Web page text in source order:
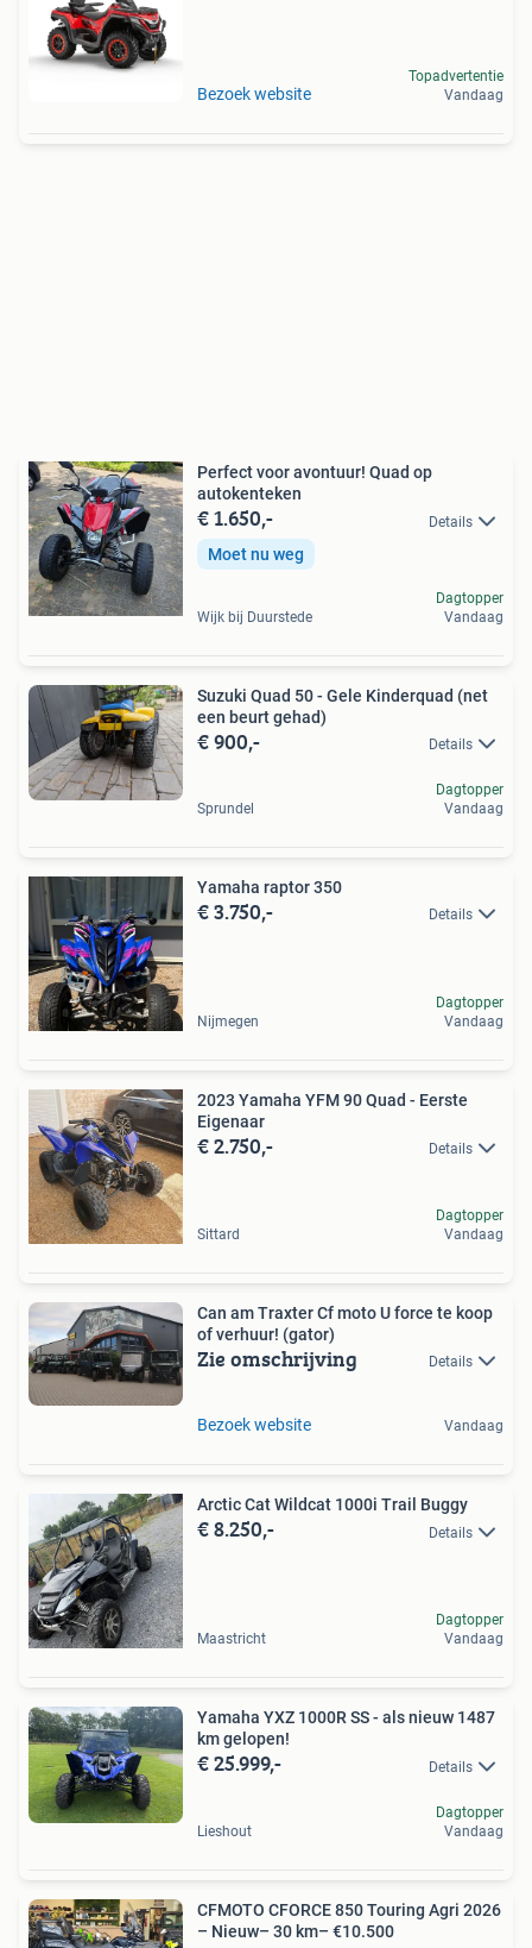
Bezoek website
Topadvertentie
Vandaag
Perfect voor avontuur! Quad op
autokenteken
€ 1.650,- Details
Moet nu weg
Wijk bij Duurstede
Dagtopper
Vandaag
Suzuki Quad 50 - Gele Kinderquad (net
een beurt gehad)
€ 900,- Details
Sprundel
Dagtopper
Vandaag
Yamaha raptor 350
€ 3.750,- Details
Nijmegen
Dagtopper
Vandaag
2023 Yamaha YFM 90 Quad - Eerste
Eigenaar
€ 2.750,- Details
Sittard
Dagtopper
Vandaag
Can am Traxter Cf moto U force te koop
of verhuur! (gator)
Zie omschrijving Details
Bezoek website Vandaag
Arctic Cat Wildcat 1000i Trail Buggy
€ 8.250,- Details
Maastricht
Dagtopper
Vandaag
Yamaha YXZ 1000R SS - als nieuw 1487
km gelopen!
€ 25.999,- Details
Lieshout
Dagtopper
Vandaag
CFMOTO CFORCE 850 Touring Agri 2026
– Nieuw– 30 km– €10.500